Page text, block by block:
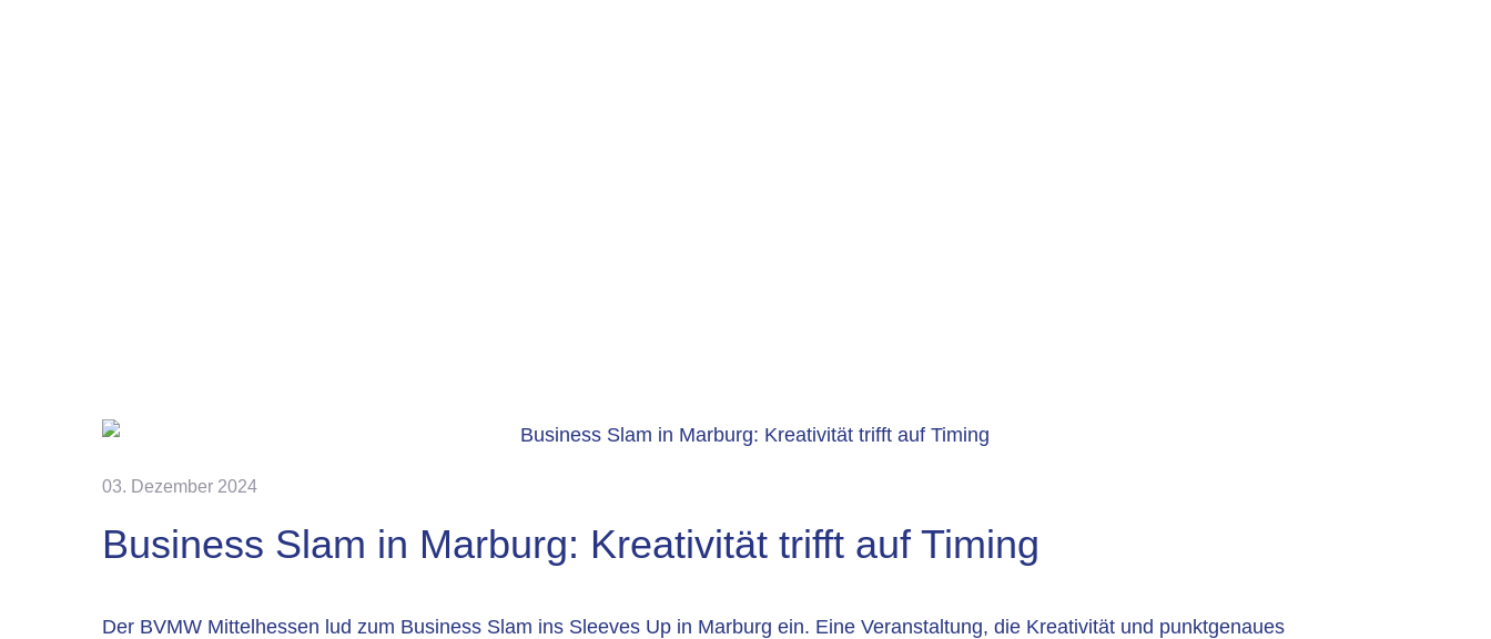
03. Dezember 2024
Business Slam in Marburg: Kreativität trifft auf Timing
Der BVMW Mittelhessen lud zum Business Slam ins Sleeves Up in Marburg ein. Eine Veranstaltung, die Kreativität und punktgenaues